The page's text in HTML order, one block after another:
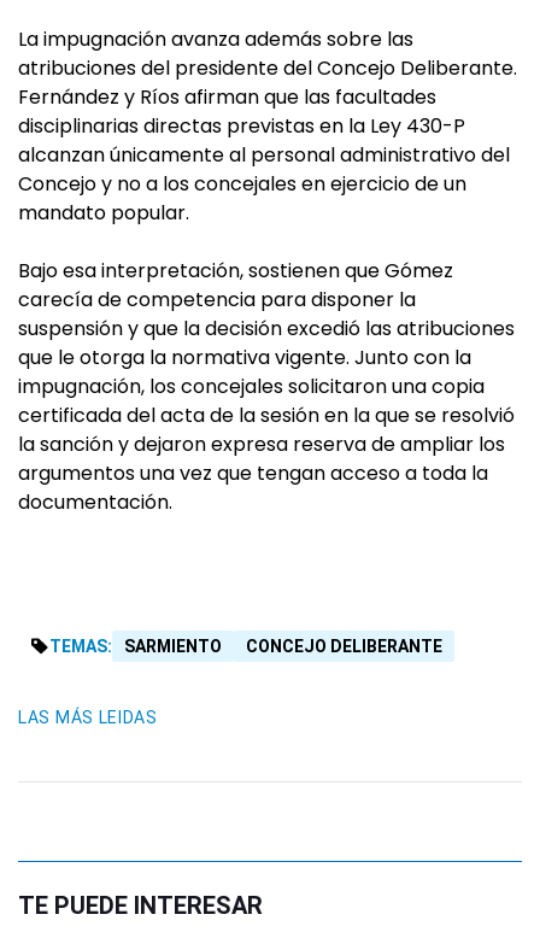
La impugnación avanza además sobre las
atribuciones del presidente del Concejo Deliberante.
Fernández y Ríos afirman que las facultades
disciplinarias directas previstas en la Ley 430-P
alcanzan únicamente al personal administrativo del
Concejo y no a los concejales en ejercicio de un
mandato popular.
Bajo esa interpretación, sostienen que Gómez
carecía de competencia para disponer la
suspensión y que la decisión excedió las atribuciones
que le otorga la normativa vigente. Junto con la
impugnación, los concejales solicitaron una copia
certificada del acta de la sesión en la que se resolvió
la sanción y dejaron expresa reserva de ampliar los
argumentos una vez que tengan acceso a toda la
documentación.
TEMAS: SARMIENTO CONCEJO DELIBERANTE
LAS MÁS LEIDAS
TE PUEDE INTERESAR